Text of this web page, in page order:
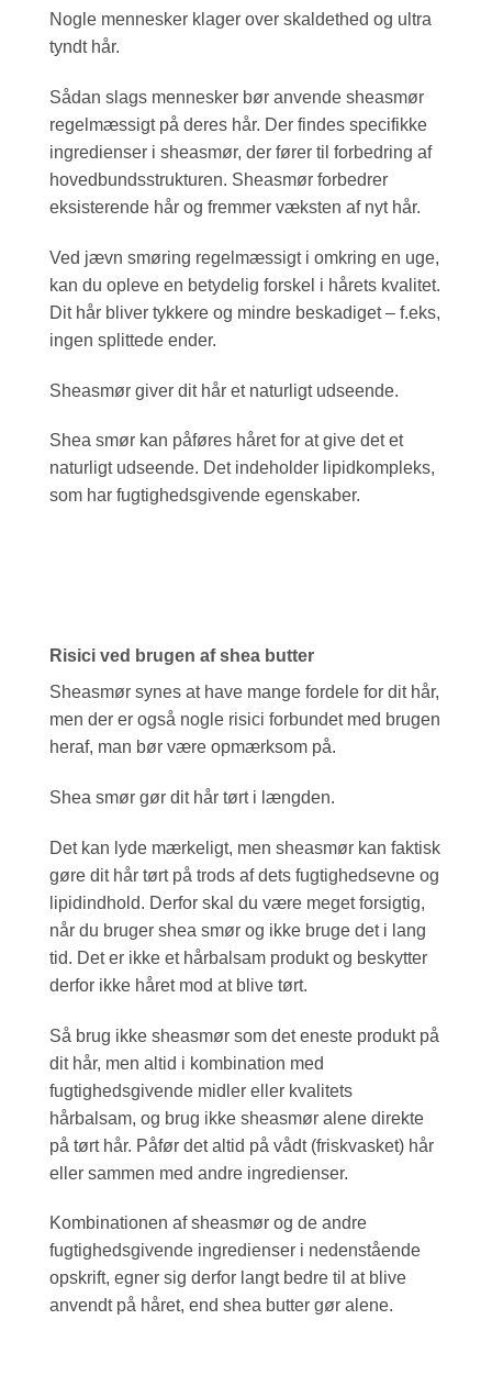
Nogle mennesker klager over skaldethed og ultra
tyndt hår.
Sådan slags mennesker bør anvende sheasmør
regelmæssigt på deres hår. Der findes specifikke
ingredienser i sheasmør, der fører til forbedring af
hovedbundsstrukturen. Sheasmør forbedrer
eksisterende hår og fremmer væksten af nyt hår.
Ved jævn smøring regelmæssigt i omkring en uge,
kan du opleve en betydelig forskel i hårets kvalitet.
Dit hår bliver tykkere og mindre beskadiget – f.eks,
ingen splittede ender.
Sheasmør giver dit hår et naturligt udseende.
Shea smør kan påføres håret for at give det et
naturligt udseende. Det indeholder lipidkompleks,
som har fugtighedsgivende egenskaber.
Risici ved brugen af shea butter
Sheasmør synes at have mange fordele for dit hår,
men der er også nogle risici forbundet med brugen
heraf, man bør være opmærksom på.
Shea smør gør dit hår tørt i længden.
Det kan lyde mærkeligt, men sheasmør kan faktisk
gøre dit hår tørt på trods af dets fugtighedsevne og
lipidindhold. Derfor skal du være meget forsigtig,
når du bruger shea smør og ikke bruge det i lang
tid. Det er ikke et hårbalsam produkt og beskytter
derfor ikke håret mod at blive tørt.
Så brug ikke sheasmør som det eneste produkt på
dit hår, men altid i kombination med
fugtighedsgivende midler eller kvalitets
hårbalsam, og brug ikke sheasmør alene direkte
på tørt hår. Påfør det altid på vådt (friskvasket) hår
eller sammen med andre ingredienser.
Kombinationen af sheasmør og de andre
fugtighedsgivende ingredienser i nedenstående
opskrift, egner sig derfor langt bedre til at blive
anvendt på håret, end shea butter gør alene.